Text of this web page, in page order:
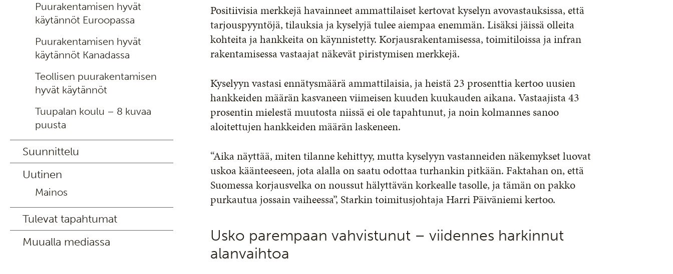
Puurakentamisen hyvät
käytännöt Euroopassa
Puurakentamisen hyvät
käytännöt Kanadassa
Teollisen puurakentamisen
hyvät käytännöt
Tuupalan koulu – 8 kuvaa
puusta
Suunnittelu
Uutinen
Mainos
Tulevat tapahtumat
Muualla mediassa
Positiivisia merkkejä havainneet ammattilaiset kertovat kyselyn avovastauksissa, että
tarjouspyyntöjä, tilauksia ja kyselyjä tulee aiempaa enemmän. Lisäksi jäissä olleita
kohteita ja hankkeita on käynnistetty. Korjausrakentamisessa, toimitiloissa ja infran
rakentamisessa vastaajat näkevät piristymisen merkkejä.
Kyselyyn vastasi ennätysmäärä ammattilaisia, ja heistä 23 prosenttia kertoo uusien
hankkeiden määrän kasvaneen viimeisen kuuden kuukauden aikana. Vastaajista 43
prosentin mielestä muutosta niissä ei ole tapahtunut, ja noin kolmannes sanoo
aloitettujen hankkeiden määrän laskeneen.
“Aika näyttää, miten tilanne kehittyy, mutta kyselyyn vastanneiden näkemykset luovat
uskoa käänteeseen, jota alalla on saatu odottaa turhankin pitkään. Faktahan on, että
Suomessa korjausvelka on noussut hälyttävän korkealle tasolle, ja tämän on pakko
purkautua jossain vaiheessa”, Starkin toimitusjohtaja Harri Päiväniemi kertoo.
Usko parempaan vahvistunut – viidennes harkinnut
alanvaihtoa